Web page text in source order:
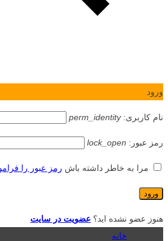
ورود
نام کاربری:perm_identity
رمز عبور: lock_open
مرا به خاطر داشته باش رمز عبور را
هنوز عضو نشده اید؟ عضویت در سایت
خانه